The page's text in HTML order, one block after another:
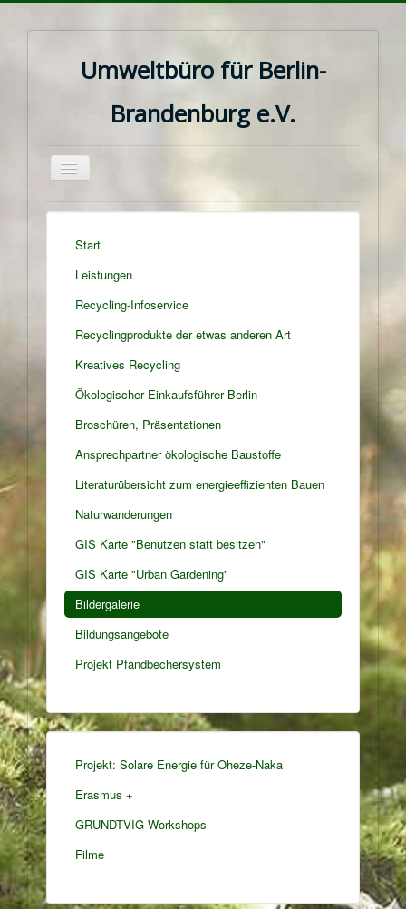
Umweltbüro für Berlin-
Brandenburg e.V.
Navigation
Start
Leistungen
Recycling-Infoservice
Recyclingprodukte der etwas anderen Art
Kreatives Recycling
Ökologischer Einkaufsführer Berlin
Broschüren, Präsentationen
Ansprechpartner ökologische Baustoffe
Literaturübersicht zum energieeffizienten Bauen
Naturwanderungen
GIS Karte "Benutzen statt besitzen"
GIS Karte "Urban Gardening"
Bildergalerie
Bildungsangebote
Projekt Pfandbechersystem
Projekt: Solare Energie für Oheze-Naka
Erasmus +
GRUNDTVIG-Workshops
Filme